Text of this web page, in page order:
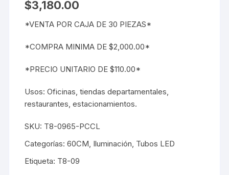
$3,180.00
*VENTA POR CAJA DE 30 PIEZAS*
*COMPRA MINIMA DE $2,000.00*
*PRECIO UNITARIO DE $110.00*
Usos: Oficinas, tiendas departamentales,
restaurantes, estacionamientos.
SKU: T8-0965-PCCL
Categorías:60CM Iluminación Tubos LED
Etiqueta: T8-09